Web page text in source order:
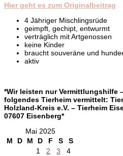
Hier geht es zum Originalbeitrag
4 Jähriger Mischlingsrüde
geimpft, gechipt, entwurmt
verträglich mit Artgenossen
keine Kinder
braucht souveräne und
aktiv
*Wir leisten nur Vermittlungshilfe
folgendes Tierheim vermittelt:
Holzland-Kreis e.V. – Tierheim
07607 Eisenberg*
Mai 2025
M
D M D F S
S
1
2 3
4